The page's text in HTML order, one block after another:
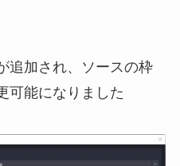
追加され、ソースの枠
可能になりました